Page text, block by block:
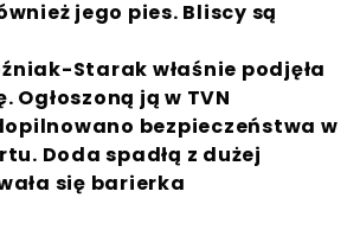
jego pies. Bliscy są
Starak właśnie podjęła
Ogłoszoną ją w TVN
bezpieczeństwa w
Doda spadłą z dużej
się barierka